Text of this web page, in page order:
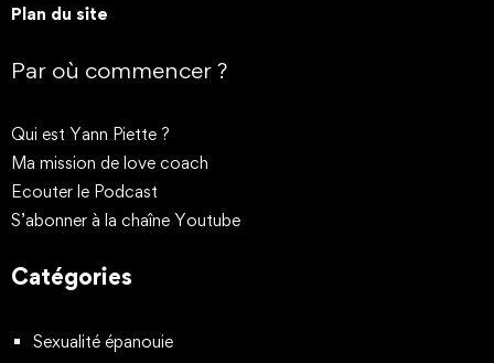
Plan du site
Par où commencer ?
Qui est Yann Piette ?
Ma mission de love coach
Ecouter le Podcast
S’abonner à la chaîne Youtube
Catégories
Sexualité épanouie